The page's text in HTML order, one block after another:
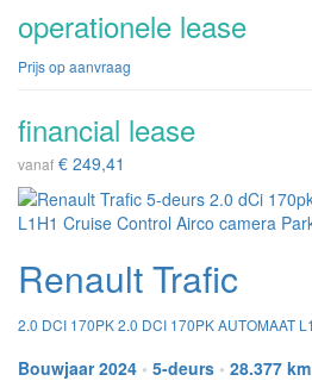
operationele lease
Prijs op aanvraag
financial lease
vanaf € 249,41
Renault Trafic
Bouwjaar 2024 • 5-deurs • 28.377 km